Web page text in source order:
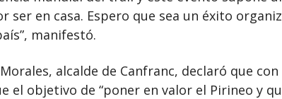
ser en casa. Espero que sea un éxito
manifestó.
alcalde de Canfranc, declaró que con
el objetivo de “poner en valor el Pirineo y